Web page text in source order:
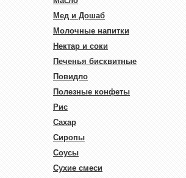
Мед и Дошаб
Молочные напитки
Нектар и соки
Печенья бисквитные
Повидло
Полезные конфеты
Рис
Сахар
Сиропы
Соусы
Сухие смеси